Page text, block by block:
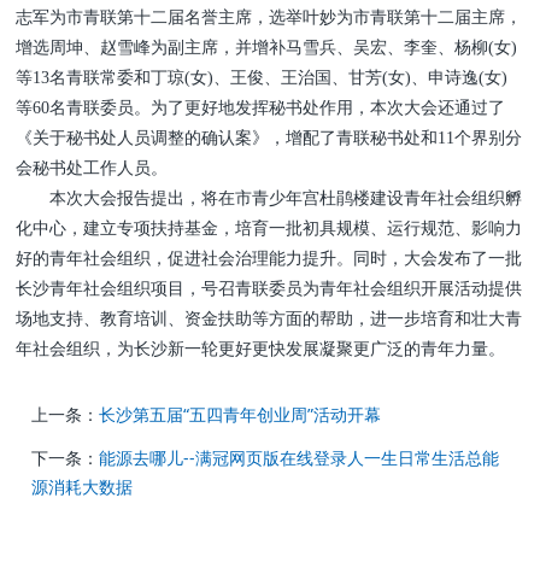
志军为市青联第十二届名誉主席，选举叶妙为市青联第十二届主席，
增选周坤、赵雪峰为副主席，并增补马雪兵、吴宏、李奎、杨柳(女)
等13名青联常委和丁琼(女)、王俊、王治国、甘芳(女)、申诗逸(女)
等60名青联委员。为了更好地发挥秘书处作用，本次大会还通过了
《关于秘书处人员调整的确认案》，增配了青联秘书处和11个界别分
会秘书处工作人员。
本次大会报告提出，将在市青少年宫杜鹃楼建设青年社会组织孵
化中心，建立专项扶持基金，培育一批初具规模、运行规范、影响力
好的青年社会组织，促进社会治理能力提升。同时，大会发布了一批
长沙青年社会组织项目，号召青联委员为青年社会组织开展活动提供
场地支持、教育培训、资金扶助等方面的帮助，进一步培育和壮大青
年社会组织，为长沙新一轮更好更快发展凝聚更广泛的青年力量。
上一条： 长沙第五届“五四青年创业周”活动开幕
下一条： 能源去哪儿--满冠网页版在线登录人一生日常生活总能
源消耗大数据